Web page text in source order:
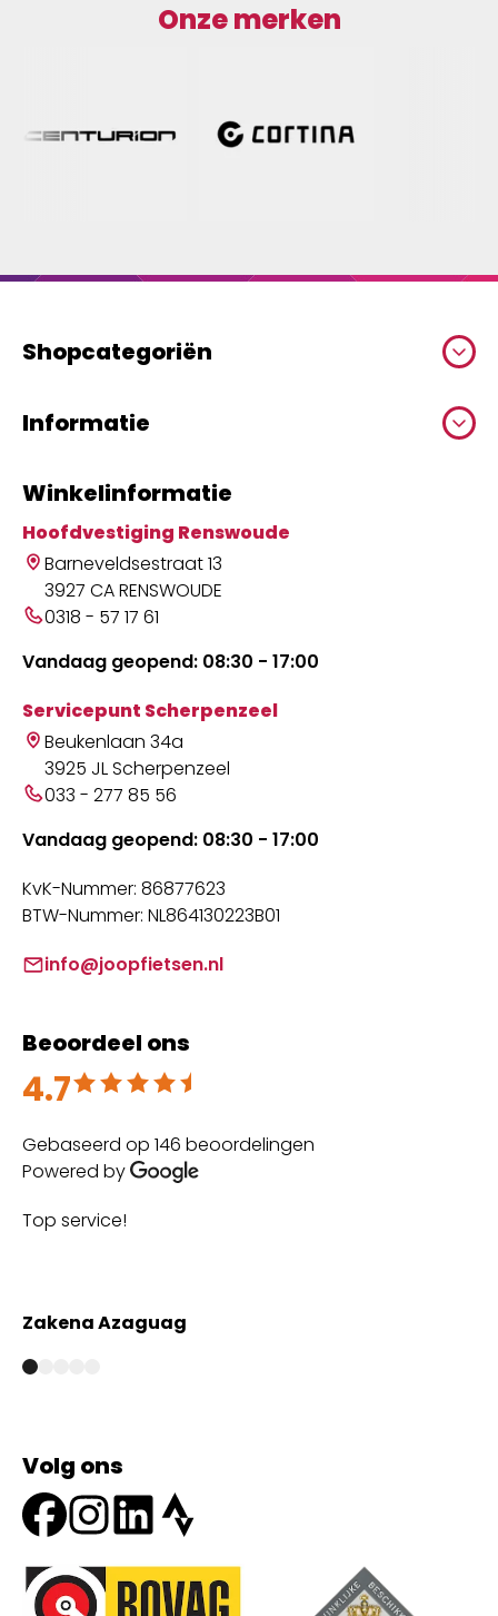
Onze merken
Shopcategoriën
Informatie
Winkelinformatie
Hoofdvestiging Renswoude
Barneveldsestraat 13
3927 CA RENSWOUDE
0318 - 57 17 61
Vandaag geopend: 08:30 - 17:00
Servicepunt Scherpenzeel
Beukenlaan 34a
3925 JL Scherpenzeel
033 - 277 85 56
Vandaag geopend: 08:30 - 17:00
KvK-Nummer: 86877623
BTW-Nummer: NL864130223B01
info@joopfietsen.nl
Beoordeel ons
4.7
Beoordeeld met 4.7 uit 5
Gebaseerd op 146 beoordelingen
Powered by
Top service!
Zakena Azaguag
Volg ons
Onze partners